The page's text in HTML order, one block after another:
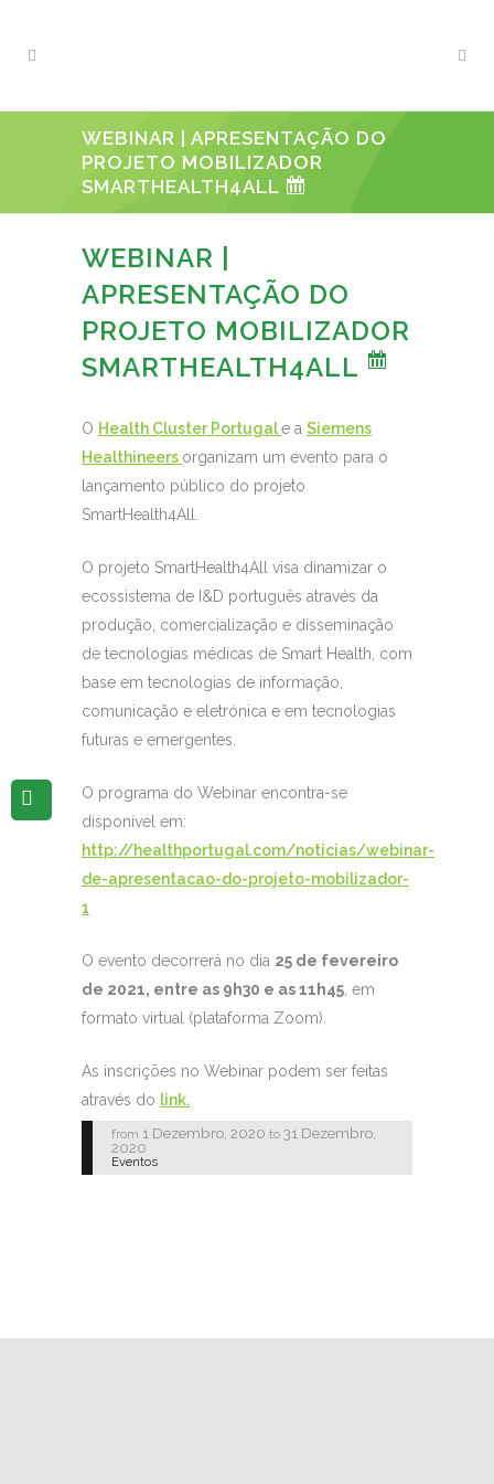
WEBINAR | APRESENTAÇÃO DO
PROJETO MOBILIZADOR
SMARTHEALTH4ALL
WEBINAR |
APRESENTAÇÃO DO
PROJETO MOBILIZADOR
SMARTHEALTH4ALL
O Health Cluster Portugale a Siemens
Healthineers organizam um evento para o
lançamento público do projeto
SmartHealth4All.
O projeto SmartHealth4All visa dinamizar o
ecossistema de I&D português através da
produção, comercialização e disseminação
de tecnologias médicas de Smart Health, com
base em tecnologias de informação,
comunicação e eletrónica e em tecnologias
futuras e emergentes.
O programa do Webinar encontra-se
disponível em:
http://healthportugal.com/noticias/webinar-
de-apresentacao-do-projeto-mobilizador-
1
O evento decorrerá no dia 25 de fevereiro
de 2021, entre as 9h30 e as 11h45 , em
formato virtual (plataforma Zoom).
As inscrições no Webinar podem ser feitas
através do link.
from 1 Dezembro, 2020 to 31 Dezembro,
2020
Eventos